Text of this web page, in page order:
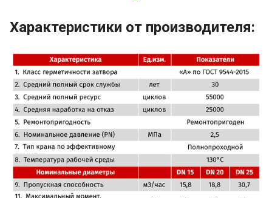
Характеристики от производителя: